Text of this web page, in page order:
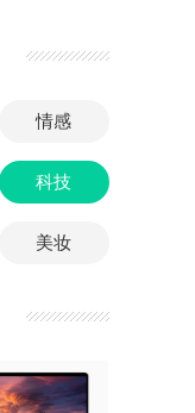
情感
科技
美妆